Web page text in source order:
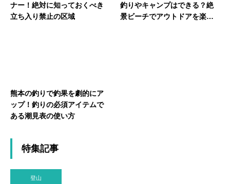
ナー！絶対に知っておくべき
立ち入り禁止の区域
釣りやキャンプはできる？絶
景ビーチでアウトドアを楽し
熊本の釣りで釣果を劇的にア
ップ！釣りの必須アイテムで
ある潮見表の使い方
特集記事
登山